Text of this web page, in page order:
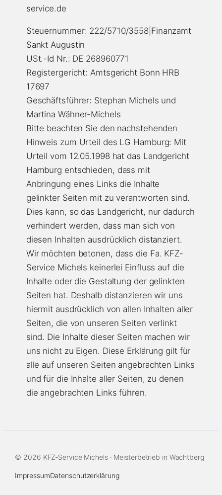
service.de
Steuernummer: 222/5710/3558|Finanzamt
Sankt Augustin
USt.-Id Nr.: DE 268960771
Registergericht: Amtsgericht Bonn HRB
17697
Geschäftsführer: Stephan Michels und
Martina Wähner-Michels
Bitte beachten Sie den nachstehenden
Hinweis zum Urteil des LG Hamburg: Mit
Urteil vom 12.05.1998 hat das Landgericht
Hamburg entschieden, dass mit
Anbringung eines Links die Inhalte
gelinkter Seiten mit zu verantworten sind.
Dies kann, so das Landgericht, nur dadurch
verhindert werden, dass man sich von
diesen Inhalten ausdrücklich distanziert.
Wir möchten betonen, dass die Fa. KFZ-
Service Michels keinerlei Einfluss auf die
Inhalte oder die Gestaltung der gelinkten
Seiten hat. Deshalb distanzieren wir uns
hiermit ausdrücklich von allen Inhalten aller
Seiten, die von unseren Seiten verlinkt
sind. Die Inhalte dieser Seiten machen wir
uns nicht zu Eigen. Diese Erklärung gilt für
alle auf unseren Seiten angebrachten Links
und für die Inhalte aller Seiten, zu denen
die angebrachten Links führen.
© 2026 KFZ-Service Michels · Meisterbetrieb in Wachtberg
ImpressumDatenschutzerklärung